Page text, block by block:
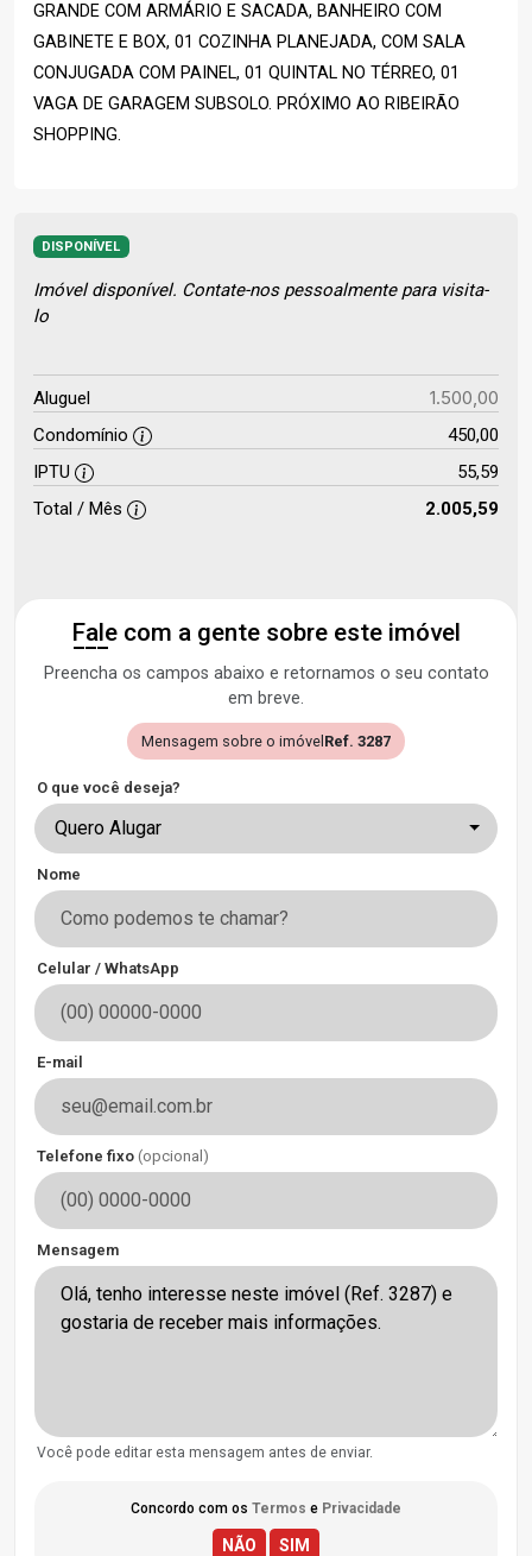
GRANDE COM ARMÁRIO E SACADA, BANHEIRO COM
GABINETE E BOX, 01 COZINHA PLANEJADA, COM SALA
CONJUGADA COM PAINEL, 01 QUINTAL NO TÉRREO, 01
VAGA DE GARAGEM SUBSOLO. PRÓXIMO AO RIBEIRÃO
SHOPPING.
DISPONÍVEL
Imóvel disponível. Contate-nos pessoalmente para visita-
lo
Aluguel 1.500,00
Condomínio
450,00
IPTU
55,59
Total / Mês
2.005,59
Fale com a gente sobre este imóvel
Preencha os campos abaixo e retornamos o seu contato
em breve.
Mensagem sobre o imóvel Ref. 3287
O que você deseja?
Quero Alugar
Nome
Celular / WhatsApp
E-mail
Telefone fixo (opcional)
Mensagem
Você pode editar esta mensagem antes de enviar.
Concordo com os Termos e Privacidade